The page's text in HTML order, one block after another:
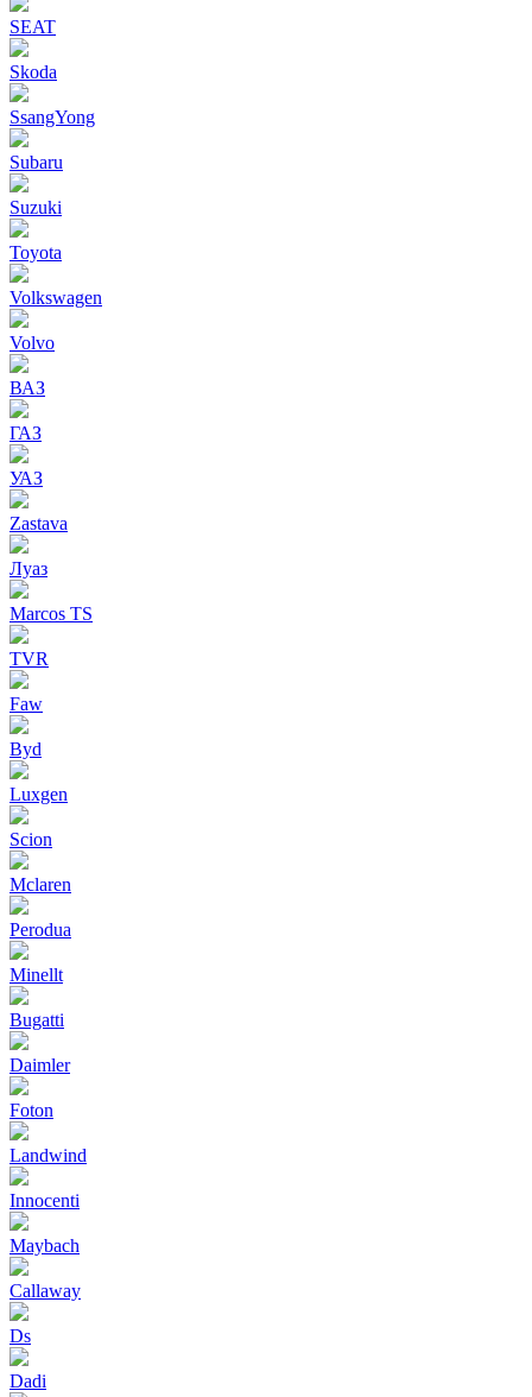
SEAT
Skoda
SsangYong
Subaru
Suzuki
Toyota
Volkswagen
Volvo
ВАЗ
ГАЗ
УАЗ
Zastava
Луаз
Marcos TS
TVR
Faw
Byd
Luxgen
Scion
Mclaren
Perodua
Minellt
Bugatti
Daimler
Foton
Landwind
Innocenti
Maybach
Callaway
Ds
Dadi